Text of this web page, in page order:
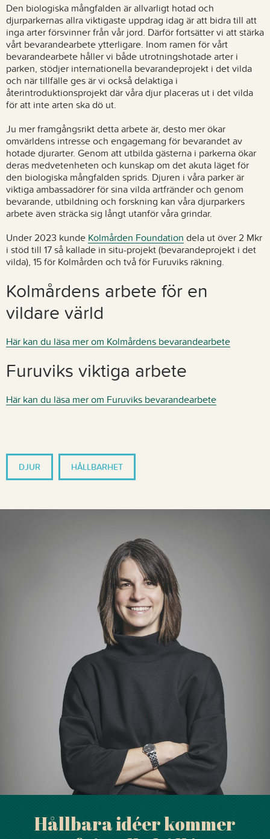
Den biologiska mångfalden är allvarligt hotad och
djurparkernas allra viktigaste uppdrag idag är att bidra till att
inga arter försvinner från vår jord. Därför fortsätter vi att stärka
vårt bevarandearbete ytterligare. Inom ramen för vårt
bevarandearbete håller vi både utrotningshotade arter i
parken, stödjer internationella bevarandeprojekt i det vilda
och när tillfälle ges är vi också delaktiga i
återintroduktionsprojekt där våra djur placeras ut i det vilda
för att inte arten ska dö ut.
Ju mer framgångsrikt detta arbete är, desto mer ökar
omvärldens intresse och engagemang för bevarandet av
hotade djurarter. Genom att utbilda gästerna i parkerna ökar
deras medvetenheten och kunskap om det akuta läget för
den biologiska mångfalden sprids. Djuren i våra parker är
viktiga ambassadörer för sina vilda artfränder och genom
bevarande, utbildning och forskning kan våra djurparkers
arbete även sträcka sig långt utanför våra grindar.
Under 2023 kunde Kolmården Foundation dela ut över 2 Mkr
i stöd till 17 så kallade in situ-projekt (bevarandeprojekt i det
vilda), 15 för Kolmården och två för Furuviks räkning.
Kolmårdens arbete för en
vildare värld
Här kan du läsa mer om Kolmårdens bevarandearbete
Furuviks viktiga arbete
Här kan du läsa mer om Furuviks bevarandearbete
DJUR HÅLLBARHET
Hållbara idéer kommer